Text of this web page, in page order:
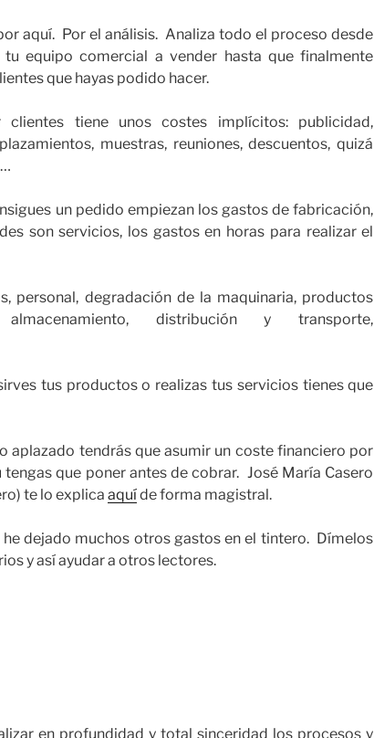
aquí. Por el análisis. Analiza todo el proceso desde
equipo comercial a vender hasta que finalmente
que hayas podido hacer.
clientes tiene unos costes implícitos: publicidad,
muestras, reuniones, descuentos, quizá
un pedido empiezan los gastos de fabricación,
son servicios, los gastos en horas para realizar el
personal, degradación de la maquinaria, productos
almacenamiento, distribución y transporte,
tus productos o realizas tus servicios tienes que
aplazado tendrás que asumir un coste financiero por
que poner antes de cobrar. José María Casero
te lo explica aquíde forma magistral.
he dejado muchos otros gastos en el tintero. Dímelos
y así ayudar a otros lectores.
en profundidad y total sinceridad los procesos y